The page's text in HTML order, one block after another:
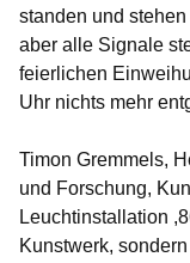
standen und
aber alle Signale
feierlichen
Uhr nichts mehr
Timon Gremmels,
und Forschung,
Leuchtinstallation
Kunstwerk,